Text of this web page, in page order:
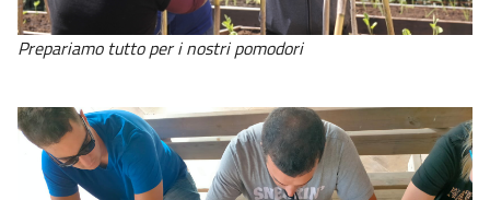
Prepariamo tutto per i nostri pomodori